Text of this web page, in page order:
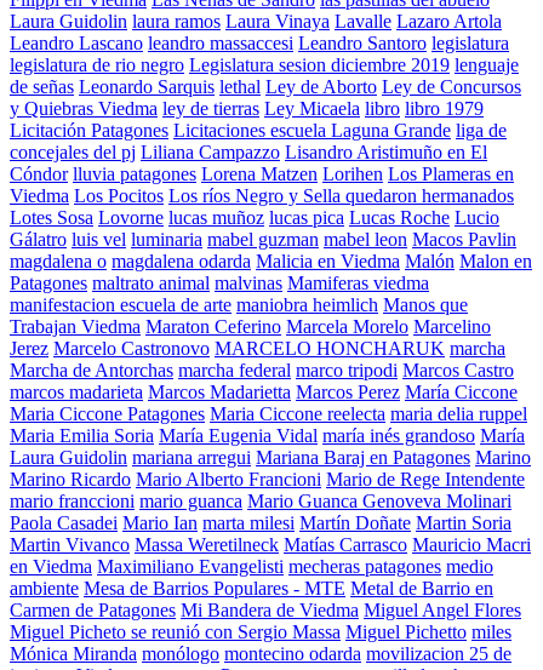
Laura Guidolin laura ramos Laura Vinaya Lavalle Lazaro Artola
Leandro Lascano leandro massaccesi Leandro Santoro legislatura
legislatura de rio negro Legislatura sesion diciembre 2019 lenguaje
de señas Leonardo Sarquis lethal Ley de Aborto Ley de Concursos
y Quiebras Viedma ley de tierras Ley Micaela libro libro 1979
Licitación Patagones Licitaciones escuela Laguna Grande liga de
concejales del pj Liliana Campazzo Lisandro Aristimuño en El
Cóndor lluvia patagones Lorena Matzen Lorihen Los Plameras en
Viedma Los Pocitos Los ríos Negro y Sella quedaron hermanados
Lotes Sosa Lovorne lucas muñoz lucas pica Lucas Roche Lucio
Gálatro luis vel luminaria mabel guzman mabel leon Macos Pavlin
magdalena o magdalena odarda Malicia en Viedma Malón Malon en
Patagones maltrato animal malvinas Mamiferas viedma
manifestacion escuela de arte maniobra heimlich Manos que
Trabajan Viedma Maraton Ceferino Marcela Morelo Marcelino
Jerez Marcelo Castronovo MARCELO HONCHARUK marcha
Marcha de Antorchas marcha federal marco tripodi Marcos Castro
marcos madarieta Marcos Madarietta Marcos Perez María Ciccone
Maria Ciccone Patagones Maria Ciccone reelecta maria delia ruppel
Maria Emilia Soria María Eugenia Vidal maría inés grandoso María
Laura Guidolin mariana arregui Mariana Baraj en Patagones Marino
Marino Ricardo Mario Alberto Francioni Mario de Rege Intendente
mario franccioni mario guanca Mario Guanca Genoveva Molinari
Paola Casadei Mario Ian marta milesi Martín Doñate Martin Soria
Martin Vivanco Massa Weretilneck Matías Carrasco Mauricio Macri
en Viedma Maximiliano Evangelisti mecheras patagones medio
ambiente Mesa de Barrios Populares - MTE Metal de Barrio en
Carmen de Patagones Mi Bandera de Viedma Miguel Angel Flores
Miguel Picheto se reunió con Sergio Massa Miguel Pichetto miles
Mónica Miranda monólogo montecino odarda movilizacion 25 de